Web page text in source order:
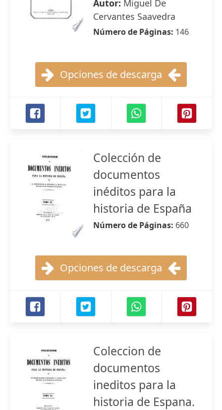
Autor: Miguel De
Cervantes Saavedra
Número de Páginas: 146
Opciones de descarga
Colección de
documentos
inéditos para la
historia de España
Número de Páginas: 660
Opciones de descarga
Coleccion de
documentos
ineditos para la
historia de Espana.